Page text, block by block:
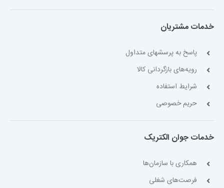
خدمات مشتریان
پاسخ به پرسشهای متداول
رویه‌های بازگردانی کالا
شرایط استفاده
حریم خصوصی
خدمات جوان الکتریک
همکاری با سازمان‌ها
فرصت‌های شغلی